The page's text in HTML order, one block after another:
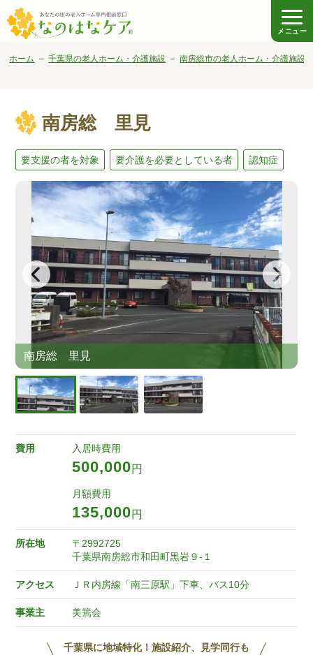
メニュー
ホーム 千葉県の老人ホーム・介護施設 南房総市の老人ホーム・介護施設
南房総 里見
要支援の者を対象 要介護を必要としている者 認知症
南房総 里見
費用 入居時費用
500,000円
月額費用
135,000円
所在地
〒2992725
千葉県南房総市和田町黒岩９-１
アクセス ＪＲ内房線「南三原駅」下車、バス10分
事業主 美篶会
千葉県に地域特化！施設紹介、見学同行も